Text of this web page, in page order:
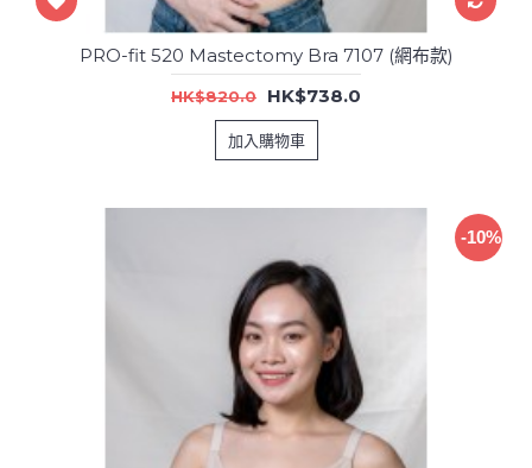
PRO-fit 520 Mastectomy Bra 7107 (網布款)
HK$820.0 HK$738.0
加入購物車
-10%